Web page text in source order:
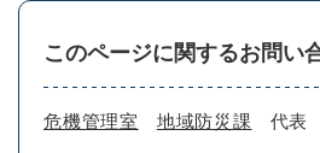
このページに関するお問い
危機管理室 地域防災課 代表